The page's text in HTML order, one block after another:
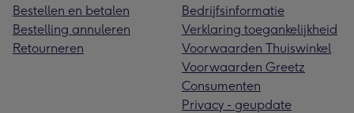
Bestellen en betalen
Bestelling annuleren
Retourneren
Bedrijfsinformatie
Verklaring toegankelijkheid
Voorwaarden Thuiswinkel
Voorwaarden Greetz
Consumenten
Privacy - geupdate